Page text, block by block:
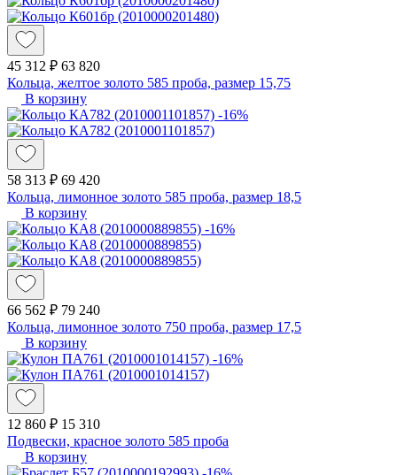
45 312 ₽ 63 820
Кольца, желтое золото 585 проба, размер 15,75
В корзину
-16%
58 313 ₽ 69 420
Кольца, лимонное золото 585 проба, размер 18,5
В корзину
-16%
66 562 ₽ 79 240
Кольца, лимонное золото 750 проба, размер 17,5
В корзину
-16%
12 860 ₽ 15 310
Подвески, красное золото 585 проба
В корзину